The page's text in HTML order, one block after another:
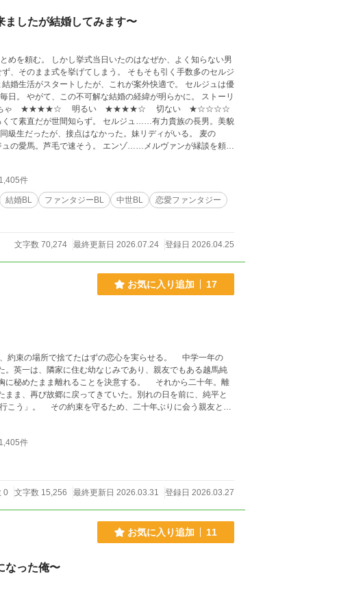
したが結婚してみます〜
めを頼む。 しかし挙式当日いたのはなぜか、よく知らない男
、そのまま式を挙げてしまう。 そもそも引く手数多のセルジ
婚生活がスタートしたが、これが案外快適で。 セルジュは優
やがて、この不可解な結婚の経緯が明らかに。 ストーリ
いちゃ ★★★★☆ 明るい ★★★★☆ 切ない ★☆☆☆☆
級生だったが、接点はなかった。妹リディがいる。 麦の
愛馬。芦毛で速そう。 エンゾ……メルヴァンが縁談を頼ん
件
結婚BL ファンタジーBL 中世BL
恋愛ファンタジー
文字数 70,274 最終更新日 2026.07.24 登録日 2026.04.25
お気に入り追加 17
所で捨てたはずの恋心を実らせる。 中学一年の
英一は、隣家に住む幼なじみであり、親友でもある越馬純
に秘めたまま離れることを決意する。 それから二十年。離
ま、再び故郷に戻ってきていた。別れの日を前に、純平と
こう」。 その約束を守るため、二十年ぶりに会う親友と共
知ない方でも問題なくお読みいただけます。 幼馴染み
件
0 文字数 15,256 最終更新日 2026.03.31 登録日 2026.03.27
お気に入り追加 11
なった俺〜